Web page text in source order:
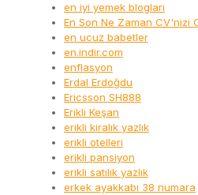
en iyi yemek blogları
En Son Ne Zaman CV'nizi
en ucuz babetler
en.indir.com
enflasyon
Erdal Erdoğdu
Ericsson SH888
Erikli Keşan
erikli kiralık yazlık
erikli otelleri
erikli pansiyon
erikli satılık yazlık
erkek ayakkabı 38 numara